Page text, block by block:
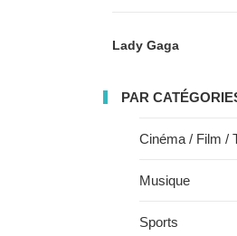
Lady Gaga
PAR
Cinéma / Film /
Musique
Sports